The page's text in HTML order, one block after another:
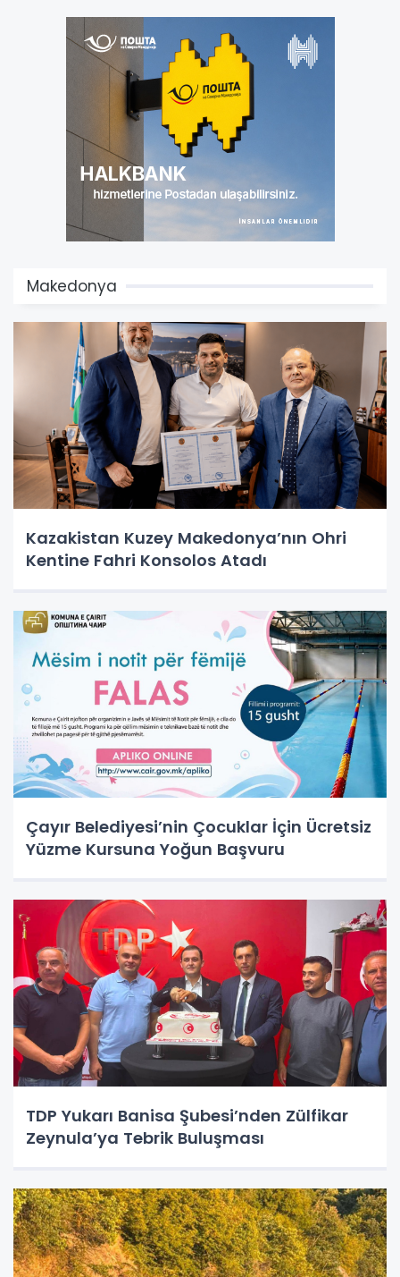
Makedonya
Kazakistan Kuzey Makedonya’nın Ohri
Kentine Fahri Konsolos Atadı
Çayır Belediyesi’nin Çocuklar İçin Ücretsiz
Yüzme Kursuna Yoğun Başvuru
TDP Yukarı Banisa Şubesi’nden Zülfikar
Zeynula’ya Tebrik Buluşması